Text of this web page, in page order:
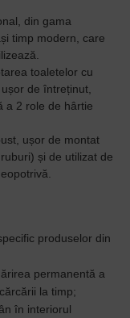
din gama
timp modern, care
toaletelor cu
de întreținut,
a 2 role de hârtie
ușor de montat
și de utilizat de
produselor din
permanentă a
la timp;
în interiorul